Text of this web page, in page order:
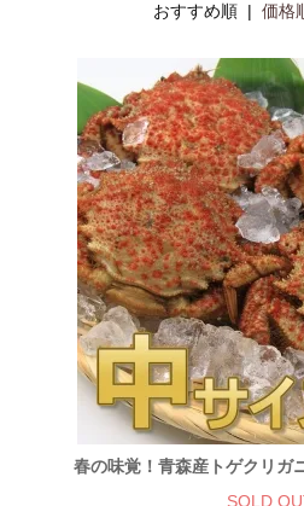
おすすめ順 | 価格
春の味覚！青森産トゲクリガ
SOLD